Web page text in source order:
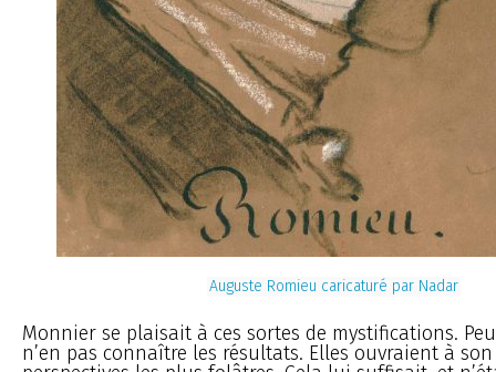
Auguste Romieu caricaturé par Nadar
Monnier se plaisait à ces sortes de mystifications.
n’en pas connaître les résultats. Elles ouvraient à